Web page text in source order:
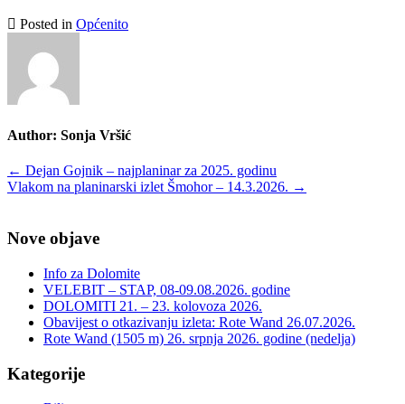
Posted in Općenito
Author: Sonja Vršić
Post
navigation
← Dejan Gojnik – najplaninar za 2025. godinu
Vlakom na planinarski izlet Šmohor – 14.3.2026. →
Nove objave
Info za Dolomite
VELEBIT – STAP, 08-09.08.2026. godine
DOLOMITI 21. – 23. kolovoza 2026.
Obavijest o otkazivanju izleta: Rote Wand 26.07.2026.
Rote Wand (1505 m) 26. srpnja 2026. godine (nedelja)
Kategorije